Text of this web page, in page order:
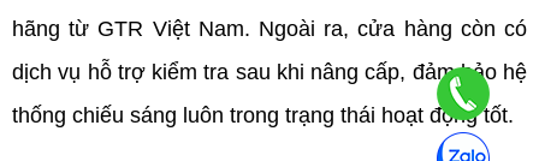
hãng từ GTR Việt Nam. Ngoài ra, cửa hàng còn có
dịch vụ hỗ trợ kiểm tra sau khi nâng cấp, đảm bảo hệ
thống chiếu sáng luôn trong trạng thái hoạt động tốt.